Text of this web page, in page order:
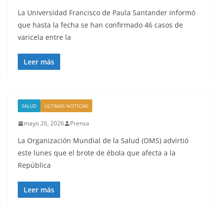
La Universidad Francisco de Paula Santander informó
que hasta la fecha se han confirmado 46 casos de
varicela entre la
Leer más
SALUD ULTIMAS NOTICIAS
mayo 26, 2026 Prensa
La Organización Mundial de la Salud (OMS) advirtió
este lunes que el brote de ébola que afecta a la
República
Leer más